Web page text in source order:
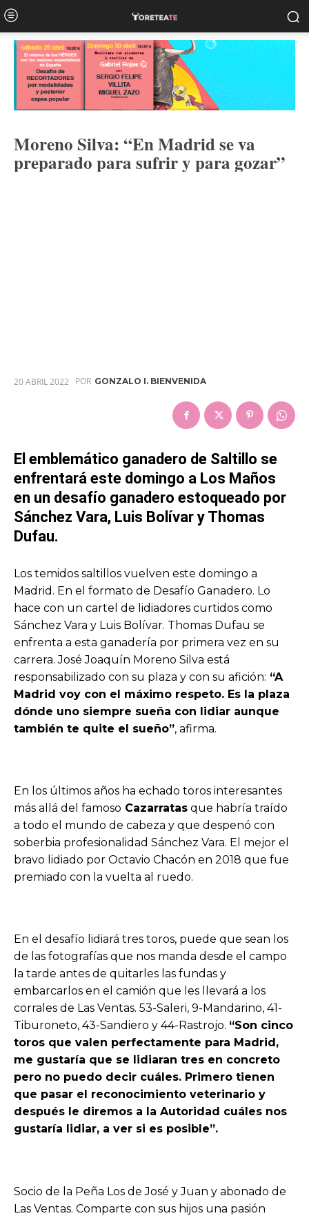
Moreno Silva: “En Madrid se va
preparado para sufrir y para gozar”
20 ABRIL 2022 POR GONZALO I. BIENVENIDA
El emblemático ganadero de Saltillo se
enfrentará este domingo a Los Maños
en un desafío ganadero estoqueado por
Sánchez Vara, Luis Bolívar y Thomas
Dufau.
Los temidos saltillos vuelven este domingo a
Madrid. En el formato de Desafío Ganadero. Lo
hace con un cartel de lidiadores curtidos como
Sánchez Vara y Luis Bolívar. Thomas Dufau se
enfrenta a esta ganadería por primera vez en su
carrera. José Joaquín Moreno Silva está
responsabilizado con su plaza y con su afición: “A
Madrid voy con el máximo respeto. Es la plaza
dónde uno siempre sueña con lidiar aunque
también te quite el sueño”, afirma.
En los últimos años ha echado toros interesantes
más allá del famoso Cazarratas que habría traído
a todo el mundo de cabeza y que despenó con
soberbia profesionalidad Sánchez Vara. El mejor el
bravo lidiado por Octavio Chacón en 2018 que fue
premiado con la vuelta al ruedo.
En el desafío lidiará tres toros, puede que sean los
de las fotografías que nos manda desde el campo
la tarde antes de quitarles las fundas y
embarcarlos en el camión que les llevará a los
corrales de Las Ventas. 53-Saleri, 9-Mandarino, 41-
Tiburoneto, 43-Sandiero y 44-Rastrojo. “Son cinco
toros que valen perfectamente para Madrid,
me gustaría que se lidiaran tres en concreto
pero no puedo decir cuáles. Primero tienen
que pasar el reconocimiento veterinario y
después le diremos a la Autoridad cuáles nos
gustaría lidiar, a ver si es posible”.
Socio de la Peña Los de José y Juan y abonado de
Las Ventas. Comparte con sus hijos una pasión